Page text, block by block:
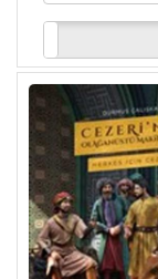
Nilüfer
Yaşar Onay -
Roderic H.
Durdu